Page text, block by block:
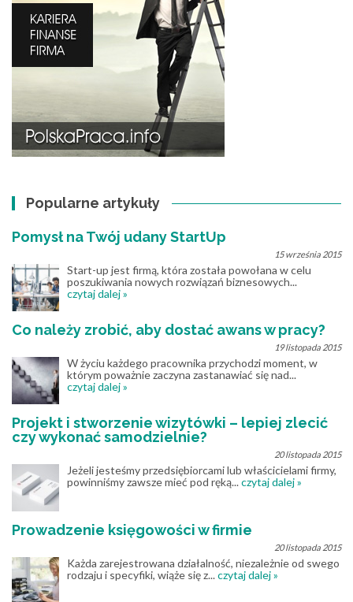
Popularne artykuły
Pomysł na Twój udany StartUp
15 września 2015
Start-up jest firmą, która została powołana w celu
poszukiwania nowych rozwiązań biznesowych...
czytaj dalej »
Co należy zrobić, aby dostać awans w pracy?
19 listopada 2015
W życiu każdego pracownika przychodzi moment, w
którym poważnie zaczyna zastanawiać się nad...
czytaj dalej »
Projekt i stworzenie wizytówki – lepiej zlecić
czy wykonać samodzielnie?
20 listopada 2015
Jeżeli jesteśmy przedsiębiorcami lub właścicielami firmy,
powinniśmy zawsze mieć pod ręką...czytaj dalej »
Prowadzenie księgowości w firmie
20 listopada 2015
Każda zarejestrowana działalność, niezależnie od swego
rodzaju i specyfiki, wiąże się z...czytaj dalej »